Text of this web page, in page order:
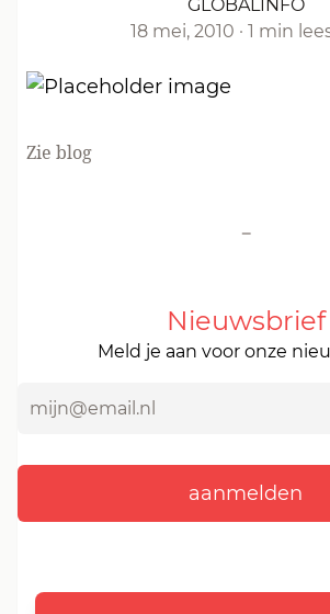
GLOBALINFO
18 mei, 2010 · 1 min
Zie blog
-
Nieuwsbrief
Meld je aan voor onze